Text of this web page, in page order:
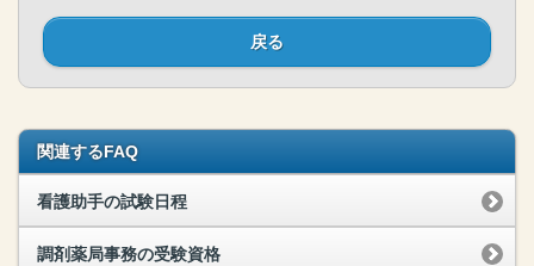
戻る
関連するFAQ
看護助手の試験日程
調剤薬局事務の受験資格